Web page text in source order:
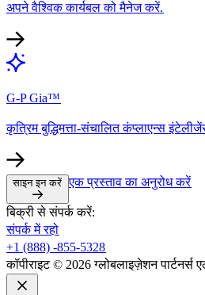
अपने वैश्विक कार्यबल को मैनेज करें.​​
G-P Gia™​​
कृत्रिम बुद्धिमत्ता-संचालित कंप्लाएन्स
साइन इन करें​​ एक प्रस्ताव का अनुरोध करें​​
बिक्री से संपर्क करें:​​
संपर्क में रहो​​
+1 (888) -855-5328​​
कॉपीराइट © 2026 ग्लोबलाइज़ेशन पार्टनर्स